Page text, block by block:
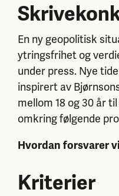
En ny geopolitisk
ytringsfrihet og
under press. Nye
inspirert av
mellom 18 og 30 år
omkring følgende
Hvordan forsvarer vi
Kriterier